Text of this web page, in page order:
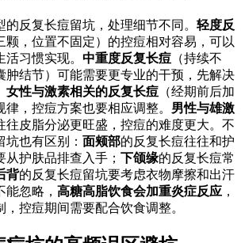
反复长痘留坑，处理细节不同。 轻度反
颗，位置不固定）的控痘相对容易，可以
习惯实现。 中重度反复长痘 （持续不
肿结节）可能需要更专业的干预，先解决
女性与激素相关的反复长痘 （经期前后加
，控痘方案也要相应调整。 男性与雄激
往皮脂分泌更旺盛，控痘的难度更大。不
也有区别： 面颊部的反复长痘往往和护
护肤品排查入手； 下颌缘的反复长痘常
背的反复长痘留坑要考虑衣物摩擦和出汗
忽略， 高糖高脂饮食会加重炎症反应 ，
控痘期间需要配合饮食调整。